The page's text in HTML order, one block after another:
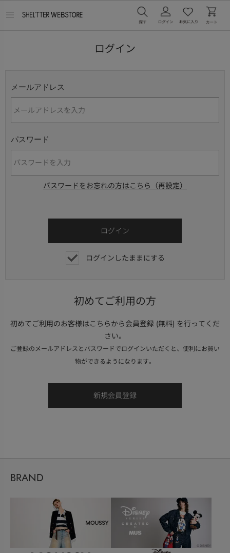
ログイン
メールアドレス
パスワード
パスワードをお忘れの方はこちら（再設定）
ログインしたままにする
初めてご利用の方
初めてご利用のお客様はこちらから会員登録 (無料) を行ってくだ
さい。
ご登録のメールアドレスとパスワードでログインいただくと、便利にお買い
物ができるようになります。
BRAND